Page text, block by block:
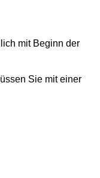
mit Beginn der
Sie mit einer